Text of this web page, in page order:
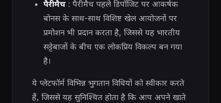
पैरीमैच: पैरीमैच पहले डिपॉजिट पर आकर्षक
बोनस के साथ-साथ विशिष्ट खेल आयोजनों पर
प्रमोशन भी प्रदान करता है, जिससे यह भारतीय
सट्टेबाजों के बीच एक लोकप्रिय विकल्प बन गया
है।
ये प्लेटफॉर्म विभिन्न भुगतान विधियों को स्वीकार करते
हैं, जिससे यह सुनिश्चित होता है कि आप अपने खाते